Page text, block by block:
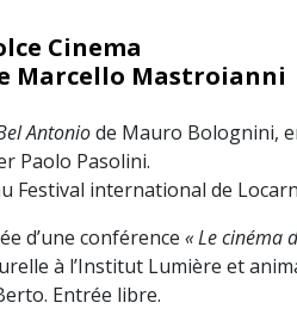
Cinema
Marcello Mastroianni
Antoniode Mauro Bolognini,
Paolo Pasolini.
Festival international de
d’une conférence « Le cinéma
à l’Institut Lumière et
Entrée libre.